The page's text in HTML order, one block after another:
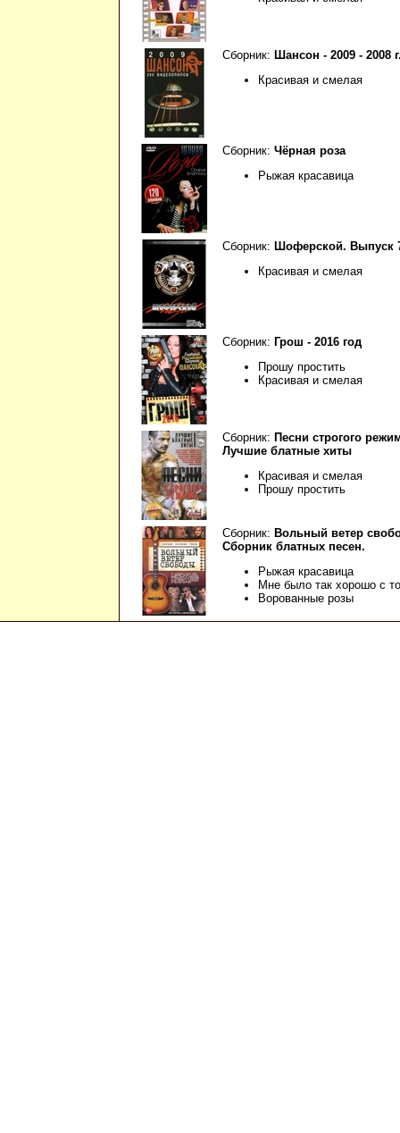
Сборник: Шансон - 2009 - 2008
Красивая и смелая
Сборник: Чёрная роза
Рыжая красавица
Сборник: Шоферской. Выпуск
Красивая и смелая
Сборник: Грош - 2016 год
Прошу простить
Красивая и смелая
Сборник: Песни строгого
Лучшие блатные хиты
Красивая и смелая
Прошу простить
Сборник: Вольный ветер
Сборник блатных песен.
Рыжая красавица
Мне было так хорошо с
Ворованные розы